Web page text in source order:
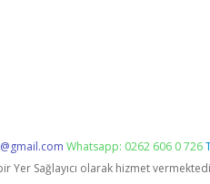
Whatsapp: 0262 606 0 726
Yer Sağlayıcı olarak hizmet